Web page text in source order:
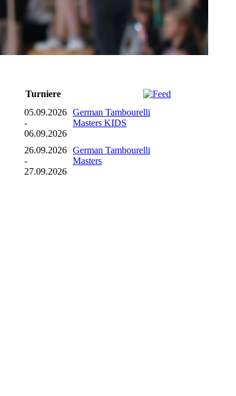
Turniere
05.09.2026
-
06.09.2026
German Tambourelli
Masters KIDS
26.09.2026
-
27.09.2026
German Tambourelli
Masters